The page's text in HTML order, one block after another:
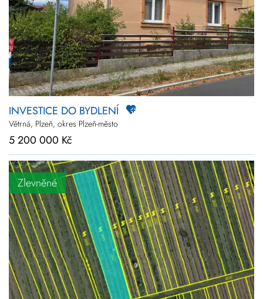
INVESTICE DO BYDLENÍ
Větrná, Plzeň, okres Plzeň-město
5 200 000 Kč
Zlevněné